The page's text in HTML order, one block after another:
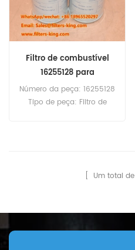
Filtro de combustível
16255128 para
4M06G20/5
Número da peça: 16255128
Tipo de peça: Filtro de
4M06G20/5 4M06G22/5
DH2.3D0032.
[ Um total de